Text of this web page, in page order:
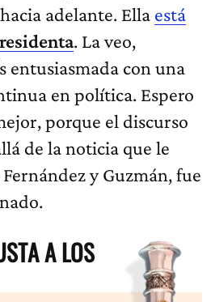
adelante. Ella está
. La veo,
entusiasmada con una
en política. Espero
porque el discurso
de la noticia que le
y Guzmán, fue
A LOS